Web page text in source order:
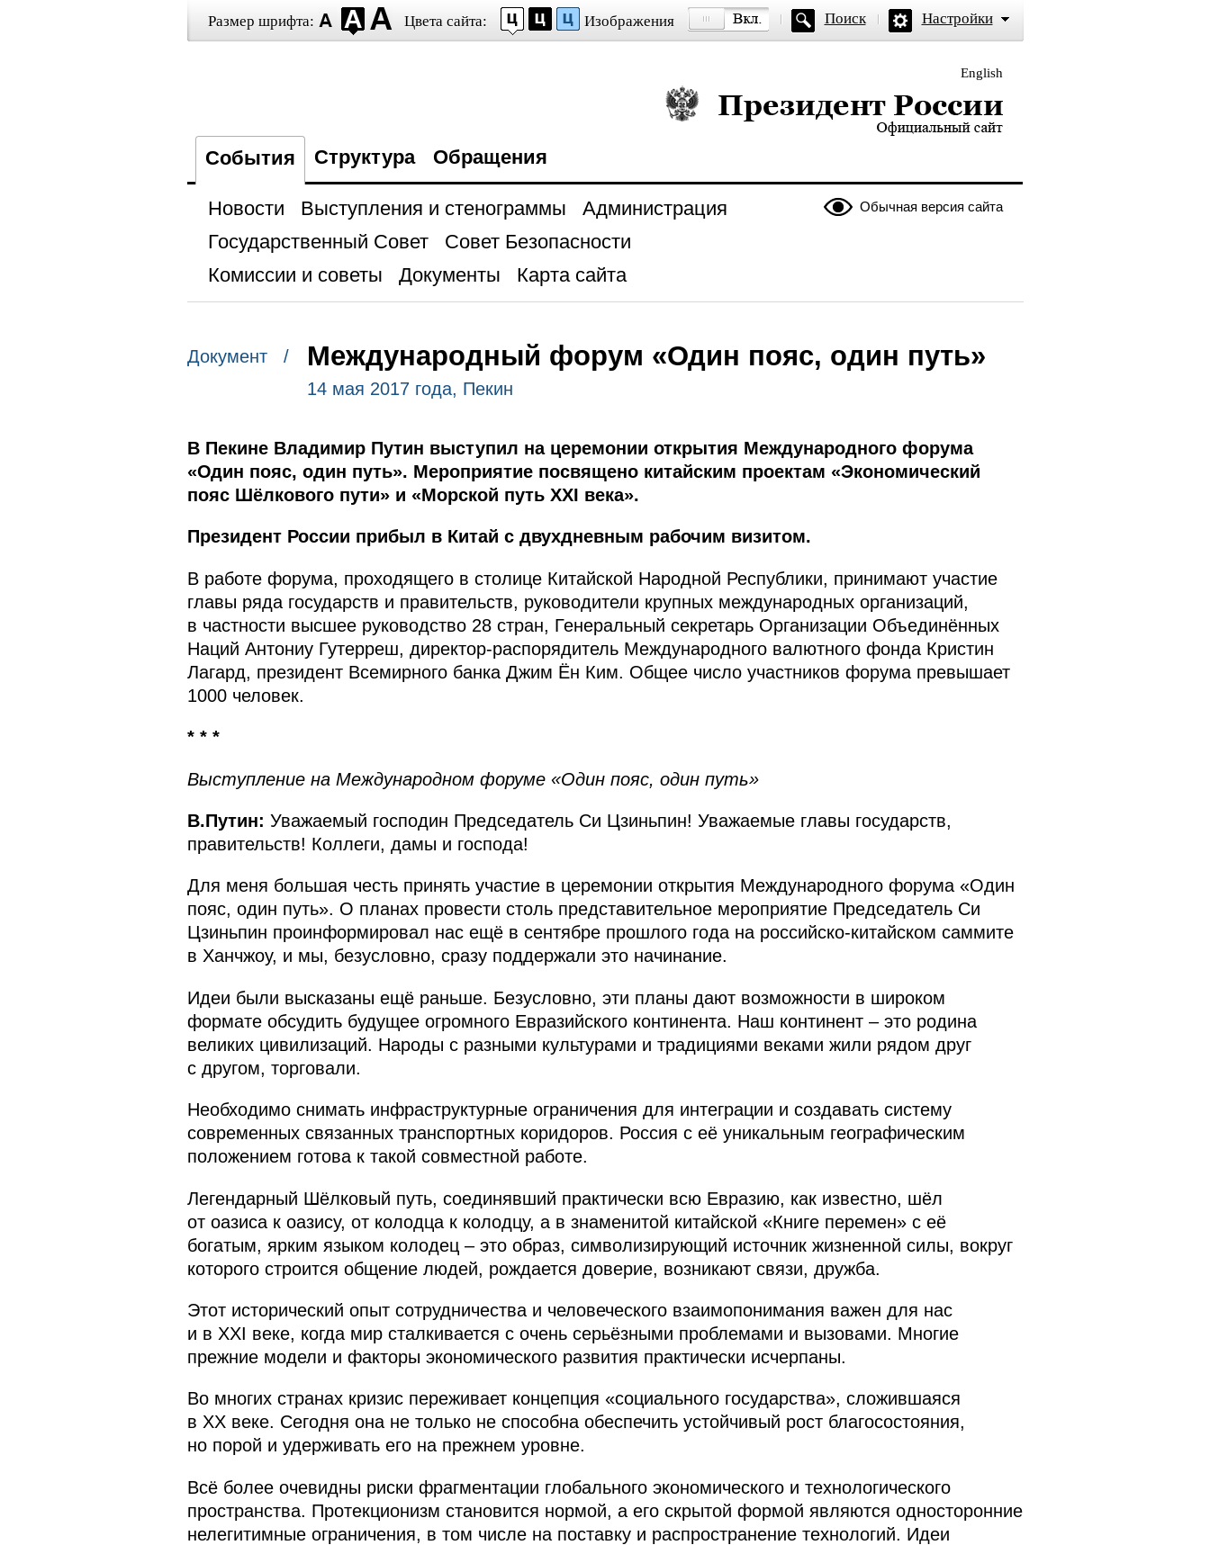
Размер шрифта: Цвета сайта: Изображения Поиск Настройки
English
Президент России — официальный сайт
События Структура Обращения
Обычная версия сайта
Новости Выступления и стенограммы
Администрация
Государственный Совет
Совет Безопасности
Комиссии и советы
Документы Карта сайта
Документ / Международный форум «Один пояс, один путь»
14 мая 2017 года, Пекин
В Пекине Владимир Путин выступил на церемонии открытия Международного форума
«Один пояс, один путь». Мероприятие посвящено китайским проектам «Экономический
пояс Шёлкового пути» и «Морской путь XXI века».
Президент России прибыл в Китай с двухдневным рабочим визитом.
В работе форума, проходящего в столице Китайской Народной Республики, принимают участие
главы ряда государств и правительств, руководители крупных международных организаций,
в частности высшее руководство 28 стран, Генеральный секретарь Организации Объединённых
Наций Антониу Гутерреш, директор-распорядитель Международного валютного фонда Кристин
Лагард, президент Всемирного банка Джим Ён Ким. Общее число участников форума превышает
1000 человек.
* * *
Выступление на Международном форуме «Один пояс, один путь»
В.Путин: Уважаемый господин Председатель Си Цзиньпин! Уважаемые главы государств,
правительств! Коллеги, дамы и господа!
Для меня большая честь принять участие в церемонии открытия Международного форума «Один
пояс, один путь». О планах провести столь представительное мероприятие Председатель Си
Цзиньпин проинформировал нас ещё в сентябре прошлого года на российско-китайском саммите
в Ханчжоу, и мы, безусловно, сразу поддержали это начинание.
Идеи были высказаны ещё раньше. Безусловно, эти планы дают возможности в широком
формате обсудить будущее огромного Евразийского континента. Наш континент – это родина
великих цивилизаций. Народы с разными культурами и традициями веками жили рядом друг
с другом, торговали.
Необходимо снимать инфраструктурные ограничения для интеграции и создавать систему
современных связанных транспортных коридоров. Россия с её уникальным географическим
положением готова к такой совместной работе.
Легендарный Шёлковый путь, соединявший практически всю Евразию, как известно, шёл
от оазиса к оазису, от колодца к колодцу, а в знаменитой китайской «Книге перемен» с её
богатым, ярким языком колодец – это образ, символизирующий источник жизненной силы, вокруг
которого строится общение людей, рождается доверие, возникают связи, дружба.
Этот исторический опыт сотрудничества и человеческого взаимопонимания важен для нас
и в XXI веке, когда мир сталкивается с очень серьёзными проблемами и вызовами. Многие
прежние модели и факторы экономического развития практически исчерпаны.
Во многих странах кризис переживает концепция «социального государства», сложившаяся
в XX веке. Сегодня она не только не способна обеспечить устойчивый рост благосостояния,
но порой и удерживать его на прежнем уровне.
Всё более очевидны риски фрагментации глобального экономического и технологического
пространства. Протекционизм становится нормой, а его скрытой формой являются односторонние
нелегитимные ограничения, в том числе на поставку и распространение технологий. Идеи